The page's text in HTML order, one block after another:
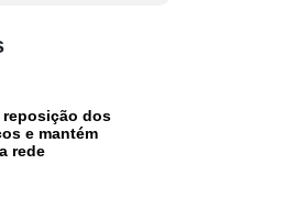
reposição dos
e mantém
rede